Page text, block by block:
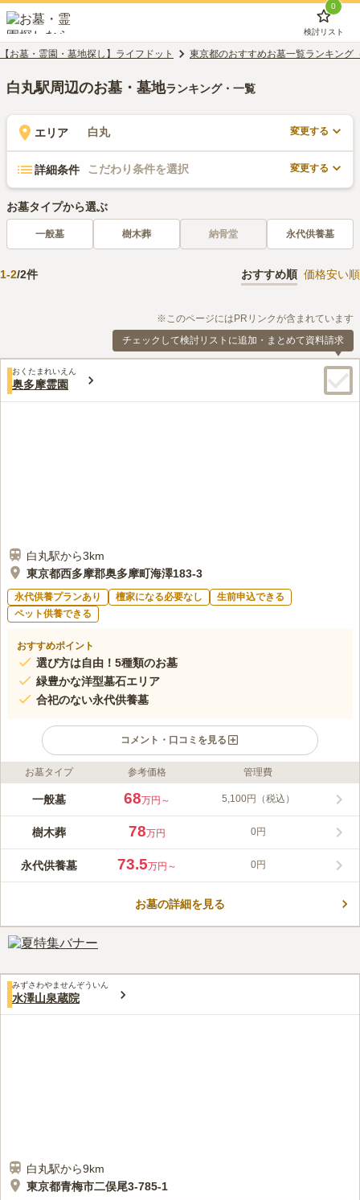
0
検討リスト
【お墓・霊園・墓地探し】ライフドット 東京都のおすすめお墓一覧ランキング
白丸駅周辺のお墓・墓地ランキング・一覧
エリア 白丸 変更する
詳細条件 こだわり条件を選択 変更する
お墓タイプから選ぶ
一般墓 樹木葬 納骨堂 永代供養墓
1-2/2件 おすすめ順 価格安い順
※このページにはPRリンクが含まれています
チェックして検討リストに追加・まとめて資料請求
おくたまれいえん
奥多摩霊園
白丸駅から3km
東京都西多摩郡奥多摩町海澤183-3
永代供養プランあり 檀家になる必要なし
生前申込できる
ペット供養できる
おすすめポイント
選び方は自由！5種類のお墓
緑豊かな洋型墓石エリア
合祀のない永代供養墓
コメント・口コミを見る
ライフドット編集部のコメント
奥多摩霊園は、東京・埼玉・山梨・長野にまたがる「秩父多摩甲
大自然が残る、奥多摩唯一の公園墓地です。大迫力の自然を感じ
ながらお墓参りできる霊園です。 避暑地として人気の奥多摩に
た、奥多摩湖、日原鍾乳洞、御嶽山などの大自然や、博物館、玉
堂美術館、吉川英治記念館などもありますので、お墓参りで訪れ
た際に、観光やハイキングなどの行楽を楽しむこともできます。
近くに花屋はないのでみずほモールかジョイフル本田に立ち寄っ
て購入してから行きます。墓の管理は管理事務所がありますがトイレも古
く、建物の外にあります。バリアフリーではないのでこれから先が心配で
お墓タイプ 参考価格 管理費
一般墓 68万円～ 5,100円（税込）
樹木葬 78万円 0円
永代供養墓 73.5万円～ 0円
お墓の詳細を見る
みずさわやませんぞういん
水澤山泉蔵院
白丸駅から9km
東京都青梅市二俣尾3-785-1